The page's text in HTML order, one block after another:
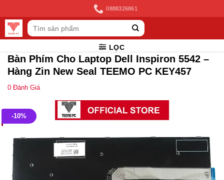
to
content
0888326861
Tìm
kiếm:
LỌC
Bàn Phím Cho Laptop Dell Inspiron 5542 –
Hàng Zin New Seal TEEMO PC KEY457
0 Đánh Giá
-10%